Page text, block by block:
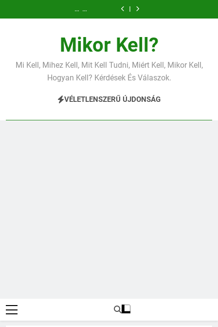
a
jelent
jelent
Mit
jelent
vas?
Miért
fáj
Mikor Kell?
Mi Kell, Mihez Kell, Mit Kell Tudni, Miért Kell, Mikor Kell,
Hogyan Kell? Kérdések És Válaszok.
VÉLETLENSZERŰ ÚJDONSÁG